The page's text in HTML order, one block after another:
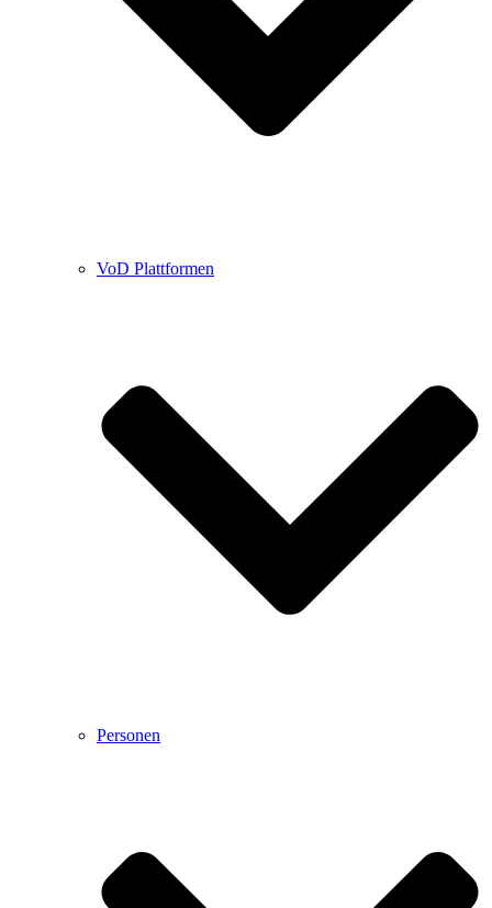
VoD Plattformen
Personen